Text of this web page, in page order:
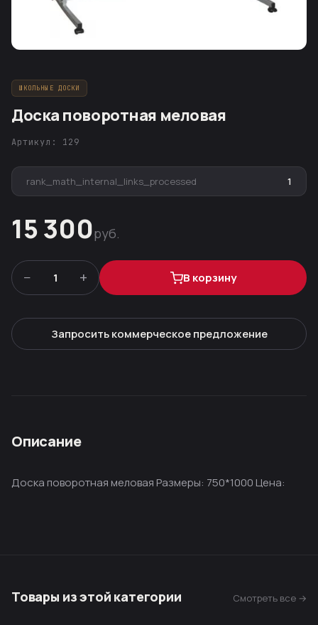
ШКОЛЬНЫЕ ДОСКИ
Доска поворотная меловая
Артикул: 129
rank_math_internal_links_processed 1
15 300руб.
− 1 + В корзину
Запросить коммерческое предложение
Описание
Доска поворотная меловая Размеры: 750*1000 Цена:
Товары из этой категории Смотреть все →